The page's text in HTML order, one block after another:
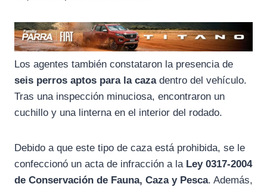
Los agentes también constataron la presencia de
seis perros aptos para la cazadentro del vehículo.
Tras una inspección minuciosa, encontraron un
cuchillo y una linterna en el interior del rodado.
Debido a que este tipo de caza está prohibida, se le
confeccionó un acta de infracción a la Ley 0317-2004
de Conservación de Fauna, Caza y Pesca. Además,